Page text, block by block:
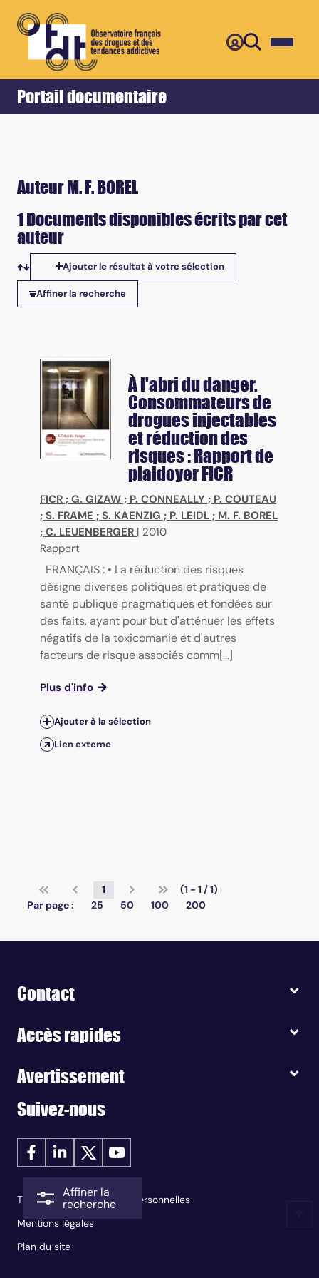
Affiner la
recherche
Portail documentaire
Accueil Retour
Auteur M. F. BOREL
1 Documents disponibles écrits par cet
auteur
Tris disponibles
Ajouter le résultat à votre sélection
Affiner la recherche
À l'abri du danger.
Consommateurs de
drogues injectables
et réduction des
risques : Rapport de
plaidoyer FICR
FICR ; G. GIZAW ; P. CONNEALLY ; P. COUTEAU
; S. FRAME ; S. KAENZIG ; P. LEIDL ; M. F. BOREL
; C. LEUENBERGER | 2010
Rapport
FRANÇAIS : • La réduction des risques
désigne diverses politiques et pratiques de
santé publique pragmatiques et fondées sur
des faits, ayant pour but d'atténuer les effets
négatifs de la toxicomanie et d'autres
facteurs de risque associés comm[...]
Plus d'info
Ajouter à la sélection
Lien externe
1
(1 - 1 / 1)
Par page :
25 50 100 200
Contact
Accès rapides
Avertissement
Suivez-nous
Traitement des données personnelles
Mentions légales
Plan du site